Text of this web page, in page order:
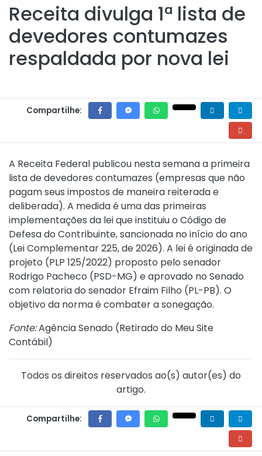
Receita divulga 1ª lista de
devedores contumazes
respaldada por nova lei
Compartilhe:
A Receita Federal publicou nesta semana a primeira
lista de devedores contumazes (empresas que não
pagam seus impostos de maneira reiterada e
deliberada). A medida é uma das primeiras
implementações da lei que instituiu o Código de
Defesa do Contribuinte, sancionada no início do ano
(Lei Complementar 225, de 2026). A lei é originada de
projeto (PLP 125/2022) proposto pelo senador
Rodrigo Pacheco (PSD-MG) e aprovado no Senado
com relatoria do senador Efraim Filho (PL-PB). O
objetivo da norma é combater a sonegação.
Fonte:Agência Senado (Retirado do Meu Site
Contábil)
Todos os direitos reservados ao(s) autor(es) do
artigo.
Compartilhe: